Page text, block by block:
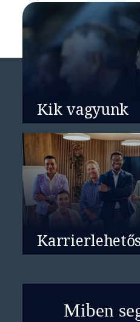
Miért leplezik le
ambíciói a felhő-
szakadékot
Kik vagyunk
Miben